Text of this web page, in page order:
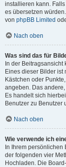
installieren kann.
es übersetzen
von phpBB Limited
Nach oben
Was sind das für
In der
Eines dieser Bilder ist
Kästchen oder
angeben. Das
Es handelt sich
Benutzer zu Benutzer
Nach oben
Wie verwende ich
In Ihrem persönlichen
der folgenden vier
Hochladen. Die